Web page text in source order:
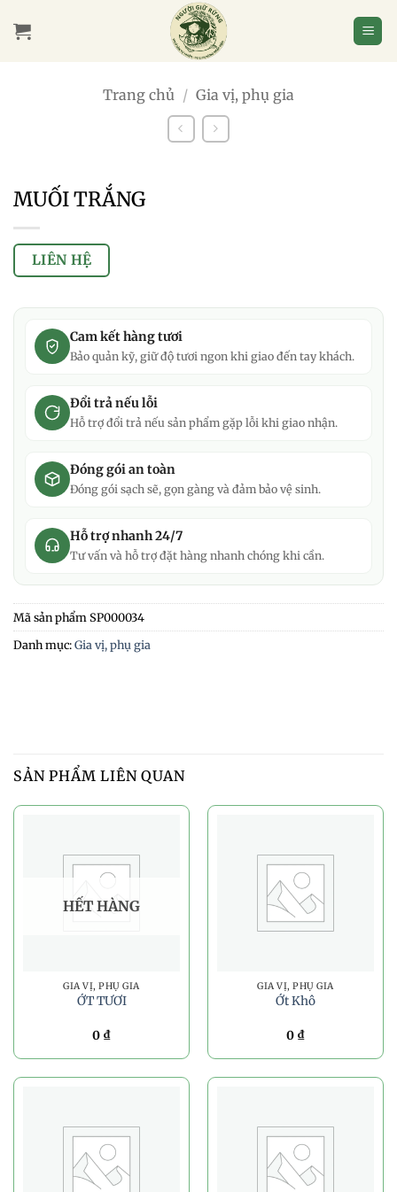
qua
Trang chủ / Gia vị, phụ gia
MUỐI TRẮNG
LIÊN HỆ
Cam kết hàng tươi
Bảo quản kỹ, giữ độ tươi ngon khi giao đến tay khách.
Đổi trả nếu lỗi
Hỗ trợ đổi trả nếu sản phẩm gặp lỗi khi giao nhận.
Đóng gói an toàn
Đóng gói sạch sẽ, gọn gàng và đảm bảo vệ sinh.
Hỗ trợ nhanh 24/7
Tư vấn và hỗ trợ đặt hàng nhanh chóng khi cần.
Mã sản phẩm SP000034
Danh mục:Gia vị, phụ gia
SẢN PHẨM LIÊN QUAN
HẾT HÀNG
GIA VỊ, PHỤ GIA
ỚT TƯƠI
0 ₫
GIA VỊ, PHỤ GIA
Ớt Khô
0 ₫